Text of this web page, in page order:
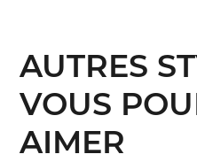
AUTRES
VOUS
AIMER